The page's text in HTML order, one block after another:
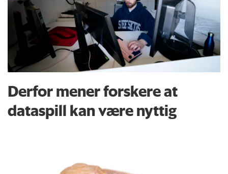
Derfor mener forskere at
dataspill kan være nyttig